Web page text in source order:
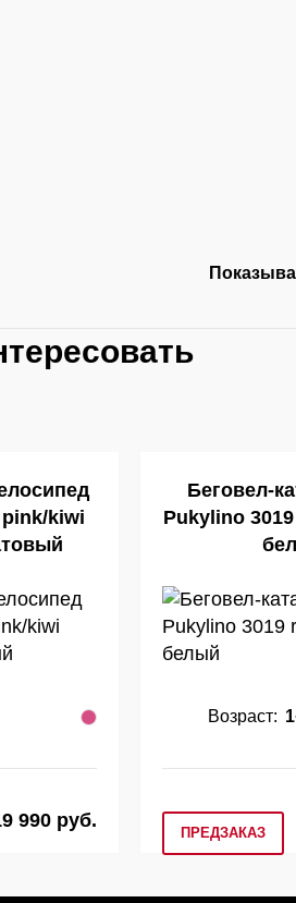
pink/kiwi
990 руб.
Беговел-
Pukylino
Возраст:
ПРЕДЗАКАЗ